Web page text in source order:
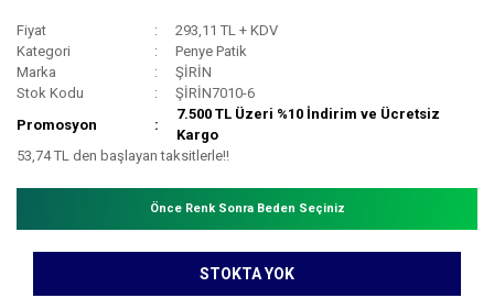
Fiyat
293,11 TL + KDV
Kategori
Penye Patik
Marka
ŞİRİN
Stok Kodu
ŞİRİN7010-6
Promosyon
7.500 TL Üzeri %10 İndirim ve Ücretsiz
Kargo
53,74 TL den başlayan taksitlerle!!
Önce Renk Sonra Beden Seçiniz
STOKTA YOK